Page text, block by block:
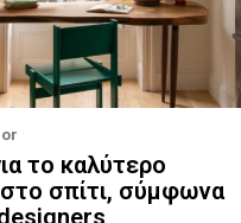
το καλύτερο
σπίτι, σύμφωνα